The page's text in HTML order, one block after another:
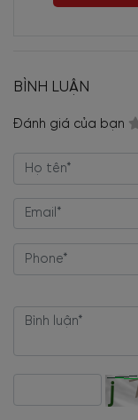
BÌNH LUẬN
Đánh giá của bạn